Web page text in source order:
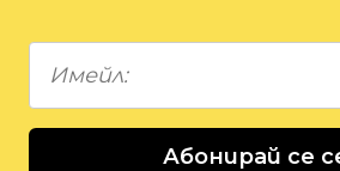
Абонирай се